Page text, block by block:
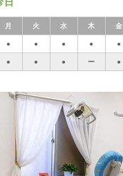
月 火 水 木 金
● ● ● ● ●
● ● ● ー ●